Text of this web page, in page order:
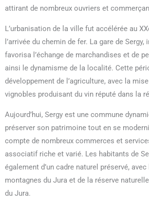
attirant de nombreux ouvriers et
L’urbanisation de la ville fut accélérée au
l’arrivée du chemin de fer. La gare de Sergy,
favorisa l’échange de marchandises et de
ainsi le dynamisme de la localité. Cette
développement de l’agriculture, avec la
vignobles produisant du vin réputé dans la
Aujourd’hui, Sergy est une commune
préserver son patrimoine tout en se
compte de nombreux commerces et
associatif riche et varié. Les habitants de
également d’un cadre naturel préservé,
montagnes du Jura et de la réserve
du Jura.